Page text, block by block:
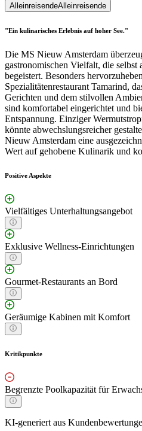
AlleinreisendeAlleinreisende
"Ein kulinarisches Erlebnis auf hoher See."
Die MS Nieuw Amsterdam
gastronomischen Vielfalt, die selbst
begeistert. Besonders
Spezialitätenrestaurant Tamarind,
Gerichten und dem stilvollen
sind komfortabel eingerichtet und
Entspannung. Einziger
könnte abwechslungsreicher
Nieuw Amsterdam eine
Wert auf gehobene Kulinarik und
Positive Aspekte
Vielfältiges Unterhaltungsangebot
Exklusive Wellness-Einrichtungen
Gourmet-Restaurants an Bord
Geräumige Kabinen mit Komfort
Kritikpunkte
Begrenzte Poolkapazität für
KI-generiert aus